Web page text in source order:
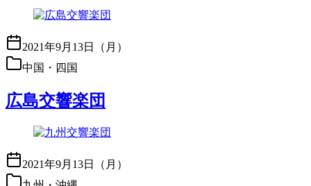
2021年9月13日（月）
中国・四国
広島交響楽団
2021年9月13日（月）